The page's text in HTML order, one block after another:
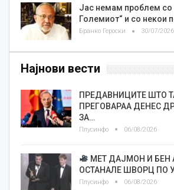
Јас немам проблем со
Големиот“ и со некои
Бранко Героски 30/07/2026
Најнови вести
ПРЕДАВНИЦИТЕ ШТО
ПРЕГОВАРАА ДЕНЕС
ЗА…
Плусинфо 06/08/2026
МЕТ ДАЈМОН И БЕН
ОСТАНАЛЕ ШВОРЦ ПО
Плусинфо 06/08/2026